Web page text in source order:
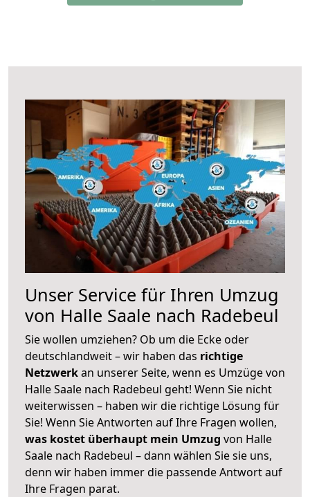
Unser Service für Ihren Umzug
von Halle Saale nach Radebeul
Sie wollen umziehen? Ob um die Ecke oder
deutschlandweit – wir haben das richtige
Netzwerkan unserer Seite, wenn es Umzüge von
Halle Saale nach Radebeul geht! Wenn Sie nicht
weiterwissen – haben wir die richtige Lösung für
Sie! Wenn Sie Antworten auf Ihre Fragen wollen,
was kostet überhaupt mein Umzug von Halle
Saale nach Radebeul – dann wählen Sie sie uns,
denn wir haben immer die passende Antwort auf
Ihre Fragen parat.